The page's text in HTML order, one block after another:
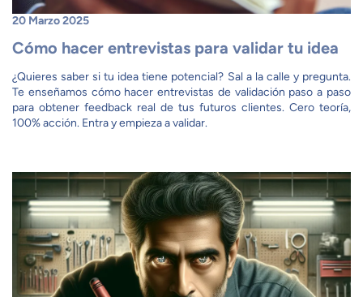
Cómo hacer entrevistas para validar tu idea
20 Marzo 2025
¿Quieres saber si tu idea tiene potencial? Sal a la calle y pregunta.
Te enseñamos cómo hacer entrevistas de validación paso a paso
para obtener feedback real de tus futuros clientes. Cero teoría,
100% acción. Entra y empieza a validar.